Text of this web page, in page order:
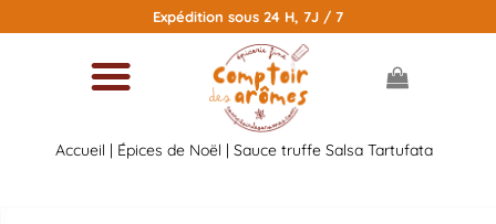
au
Expédition sous 24 H, 7J / 7
Accueil | Épices de Noël | Sauce truffe Salsa Tartufata